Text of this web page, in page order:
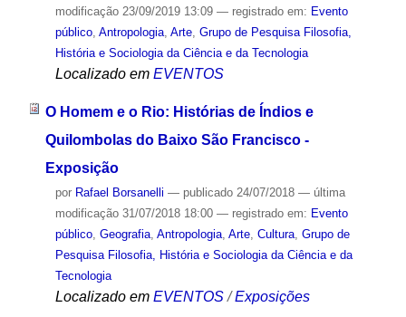
modificação23/09/2019 13:09 — registrado em: Evento
público, Antropologia, Arte, Grupo de Pesquisa Filosofia,
História e Sociologia da Ciência e da Tecnologia
Localizado em EVENTOS
O Homem e o Rio: Histórias de Índios e
Quilombolas do Baixo São Francisco -
Exposição
por Rafael Borsanelli — publicado24/07/2018 — última
modificação31/07/2018 18:00 — registrado em: Evento
público, Geografia, Antropologia, Arte, Cultura, Grupo de
Pesquisa Filosofia, História e Sociologia da Ciência e da
Tecnologia
Localizado em EVENTOS /Exposições